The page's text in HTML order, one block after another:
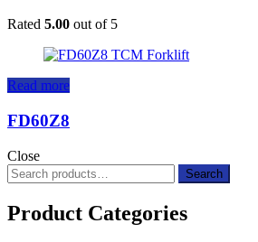
Rated 5.00 out of 5
Read more
FD60Z8
Close
Search
for:
Search
Product Categories